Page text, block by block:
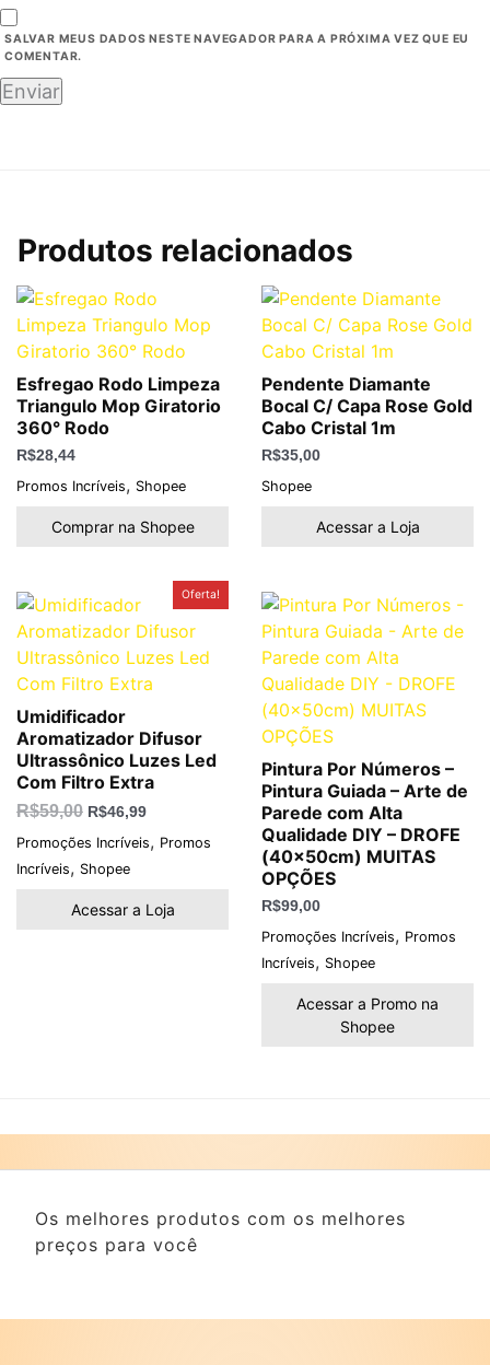
SALVAR MEUS DADOS NESTE NAVEGADOR PARA A PRÓXIMA VEZ QUE EU
COMENTAR.
Produtos relacionados
Esfregao Rodo Limpeza
Triangulo Mop Giratorio
360° Rodo
R$28,44
Promos Incríveis, Shopee
Comprar na Shopee
Pendente Diamante
Bocal C/ Capa Rose Gold
Cabo Cristal 1m
R$35,00
Shopee
Acessar a Loja
Oferta!
Umidificador
Aromatizador Difusor
Ultrassônico Luzes Led
Com Filtro Extra
R$59,00
preço
era:
R$59,00.
R$46,99
atual
é:
R$46,99.
Promoções Incríveis, Promos
Incríveis, Shopee
Acessar a Loja
Pintura Por Números –
Pintura Guiada – Arte de
Parede com Alta
Qualidade DIY – DROFE
(40x50cm) MUITAS
OPÇÕES
R$99,00
Promoções Incríveis, Promos
Incríveis, Shopee
Acessar a Promo na
Shopee
Os melhores produtos com os melhores
preços para você